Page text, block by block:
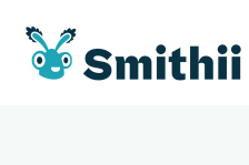
содержимому